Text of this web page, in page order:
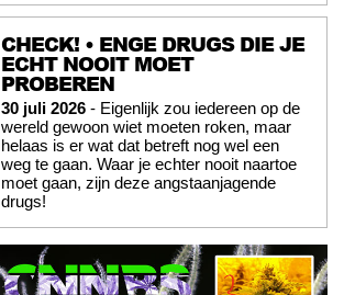
CHECK! • ENGE DRUGS DIE JE
ECHT NOOIT MOET
PROBEREN
30 juli 2026 - Eigenlijk zou iedereen op de
wereld gewoon wiet moeten roken, maar
helaas is er wat dat betreft nog wel een
weg te gaan. Waar je echter nooit naartoe
moet gaan, zijn deze angstaanjagende
drugs!